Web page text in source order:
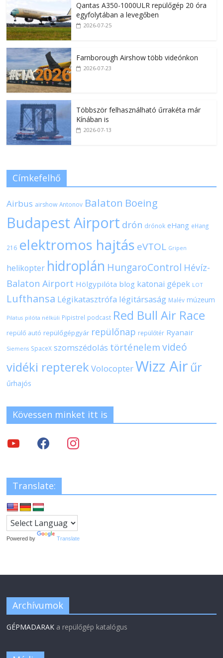
Qantas A350-1000ULR repülőgép 20 óra
egyfolytában a levegőben
2026-07-25
Farnborough Airshow több videónkon
2026-07-23
Többször felhasználható űrrakéta már
Kínában is
2026-07-13
Címkefelhő
Airbus airshow Antonov Balaton Boeing
Budapest Airport drón drónok eHang eHang
216 elektromos hajtás eVTOL Gripen
helikopter hidroplán HungaroControl Hévíz-
Balaton Airport Hölgypilóta blog katonai gépek LOT
Lufthansa Légikatasztrófa légitársaság Malév múzeum
Pilatus pilóta nélküli Pipistrel podcast Red Bull Air Race
repülő autó repülőgépgyár repülőnap repülőtér Ryanair
Siemens SpaceX szomszédolás történelem videó
vidéki repterek VolocopterWizz Air űr
űrhajós
Kövessen minket itt is
Translate:
Powered by Translate
Archívumok
GÉPMADARAK a repülőgép katalógus